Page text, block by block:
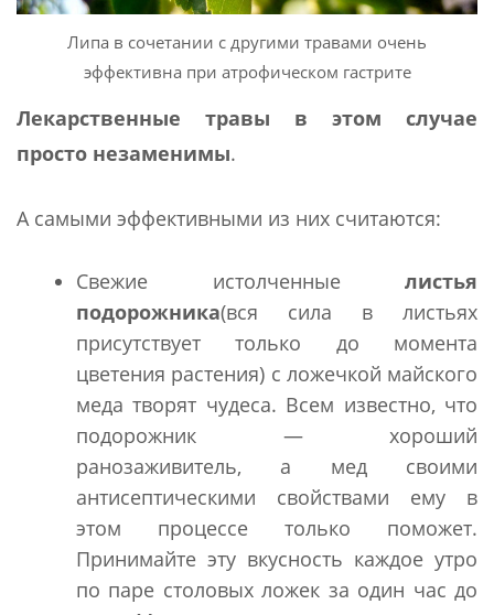
Липа в сочетании с другими травами очень
эффективна при атрофическом гастрите
Лекарственные травы в этом случае
просто незаменимы.
А самыми эффективными из них считаются:
Свежие истолченные листья
подорожника(вся сила в листьях
присутствует только до момента
цветения растения) с ложечкой майского
меда творят чудеса. Всем известно, что
подорожник — хороший
ранозаживитель, а мед своими
антисептическими свойствами ему в
этом процессе только поможет.
Принимайте эту вкусность каждое утро
по паре столовых ложек за один час до